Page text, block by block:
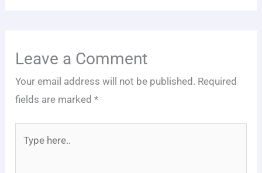
Leave a Comment
Your email address will not be published. Required
fields are marked*